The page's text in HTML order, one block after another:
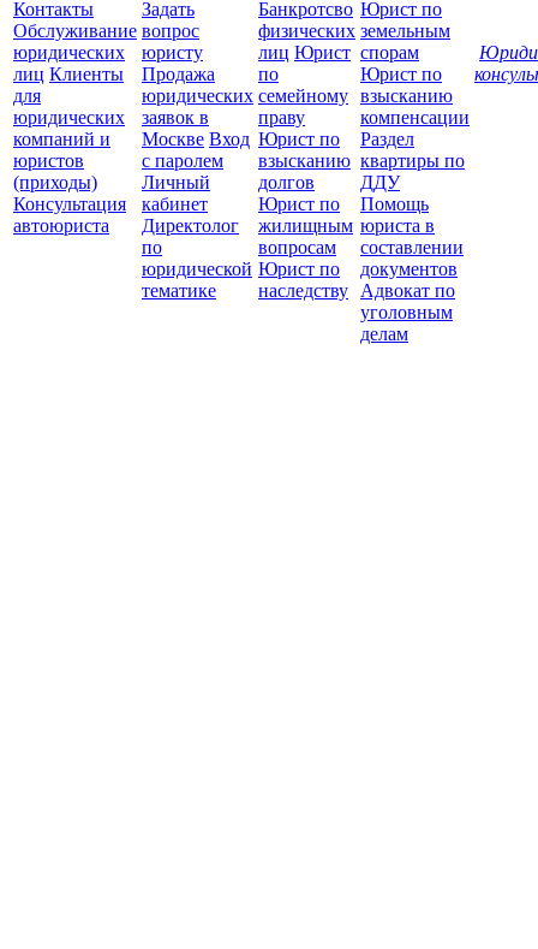
Контакты
Обслуживание
юридических
лиц Клиенты
для
юридических
компаний и
юристов
(приходы)
Консультация
автоюриста
Задать
вопрос
юристу
Продажа
юридических
заявок в
Москве Вход
с паролем
Личный
кабинет
Директолог
по
юридической
тематике
Банкротсво
физических
лиц Юрист
по
семейному
праву
Юрист по
взысканию
долгов
Юрист по
жилищным
вопросам
Юрист по
наследству
Юрист по
земельным
спорам
Юрист по
взысканию
компенсации
Раздел
квартиры по
ДДУ
Помощь
юриста в
составлении
документов
Адвокат по
уголовным
делам